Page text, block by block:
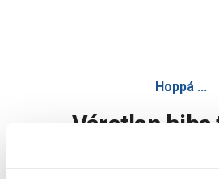
Hoppá ...
Váratlan